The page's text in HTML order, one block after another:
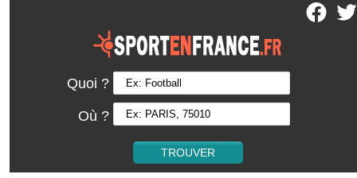
Quoi ?
Où ?